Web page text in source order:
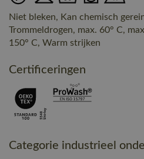
Niet bleken, Kan chemisch
Trommeldrogen, max. 60° C,
150° C, Warm strijken
Certificeringen
Categorie industrieel